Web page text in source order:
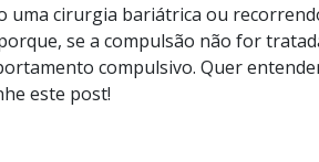
uma cirurgia bariátrica ou
se a compulsão não for
compulsivo. Quer
este post!